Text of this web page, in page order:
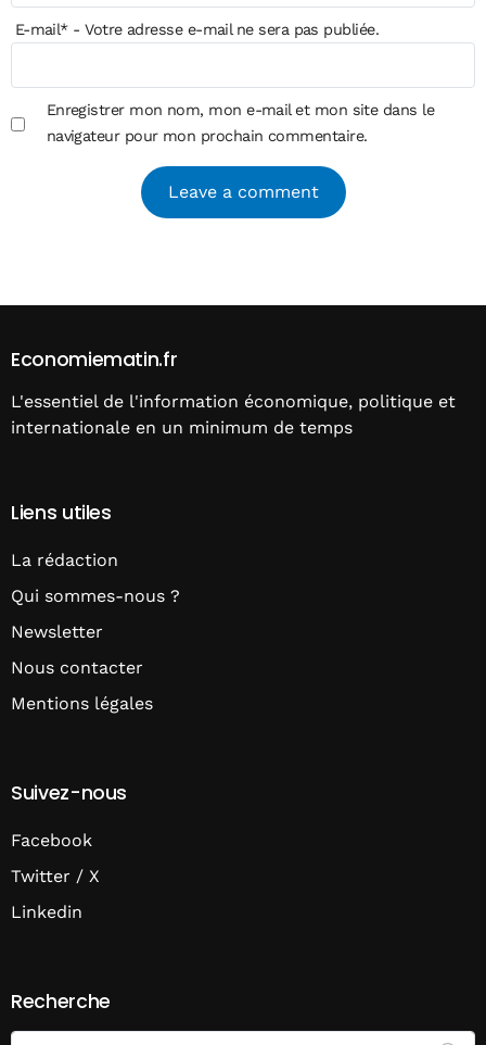
E-mail*- Votre adresse e-mail ne sera pas publiée.
Enregistrer mon nom, mon e-mail et mon site dans le
navigateur pour mon prochain commentaire.
Economiematin.fr
L'essentiel de l'information économique, politique et
internationale en un minimum de temps
Liens utiles
La rédaction
Qui sommes-nous ?
Newsletter
Nous contacter
Mentions légales
Suivez-nous
Facebook
Twitter / X
Linkedin
Recherche
Search